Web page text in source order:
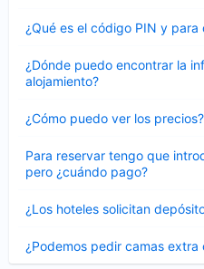
¿Qué es el código PIN y para
cerrado
¿Dónde puedo encontrar la
alojamiento?
cerrado
¿Cómo puedo ver los precios?
cerrado
Para reservar tengo que
pero ¿cuándo pago?
cerrado
¿Los hoteles solicitan
cerrado
¿Podemos pedir camas extra
cerrado